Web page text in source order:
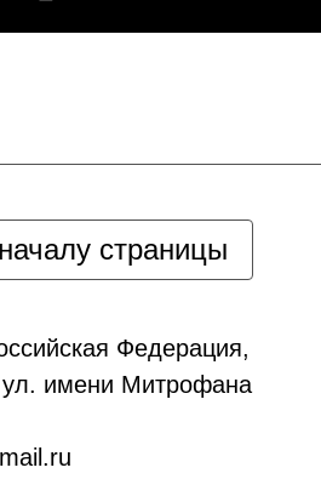
страницы
Федерация,
ул. имени Митрофана